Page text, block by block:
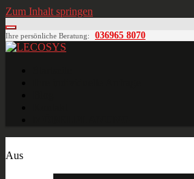
Zum Inhalt springen
Ihre persönliche Beratung: 036965 8070
Aus